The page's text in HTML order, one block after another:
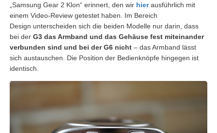
„Samsung Gear 2 Klon“ erinnert, den wir hierausführlich mit
einem Video-Review getestet haben. Im Bereich
Design unterscheiden sich die beiden Modelle nur darin, dass
bei der G3 das Armband und das Gehäuse fest miteinander
verbunden sind und bei der G6 nicht – das Armband lässt
sich austauschen. Die Position der Bedienknöpfe hingegen ist
identisch.